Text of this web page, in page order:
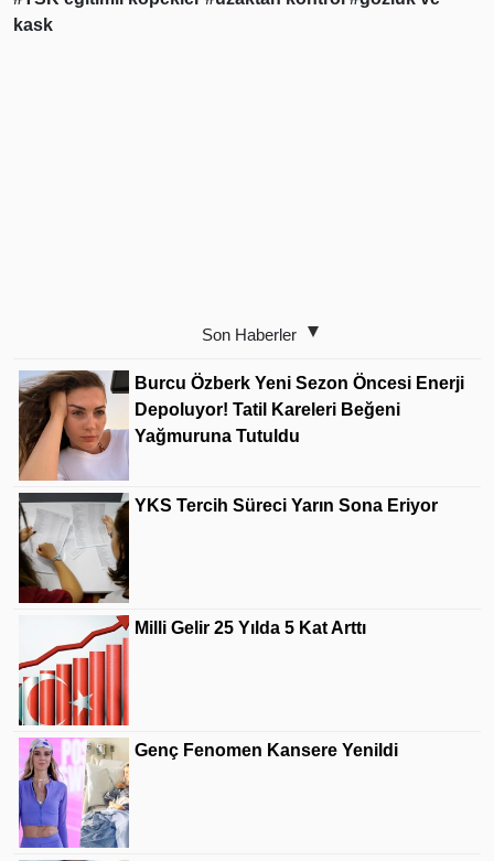
kask
Son Haberler
Burcu Özberk Yeni Sezon Öncesi Enerji
Depoluyor! Tatil Kareleri Beğeni
Yağmuruna Tutuldu
YKS Tercih Süreci Yarın Sona Eriyor
Milli Gelir 25 Yılda 5 Kat Arttı
Genç Fenomen Kansere Yenildi